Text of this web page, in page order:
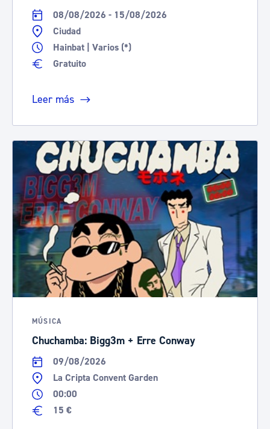
08/08/2026 - 15/08/2026
Ciudad
Hainbat | Varios (*)
Gratuito
Leer más
MÚSICA
Chuchamba: Bigg3m + Erre Conway
09/08/2026
La Cripta Convent Garden
00:00
15 €